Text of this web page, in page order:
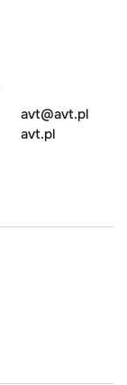
avt@avt.pl
avt.pl